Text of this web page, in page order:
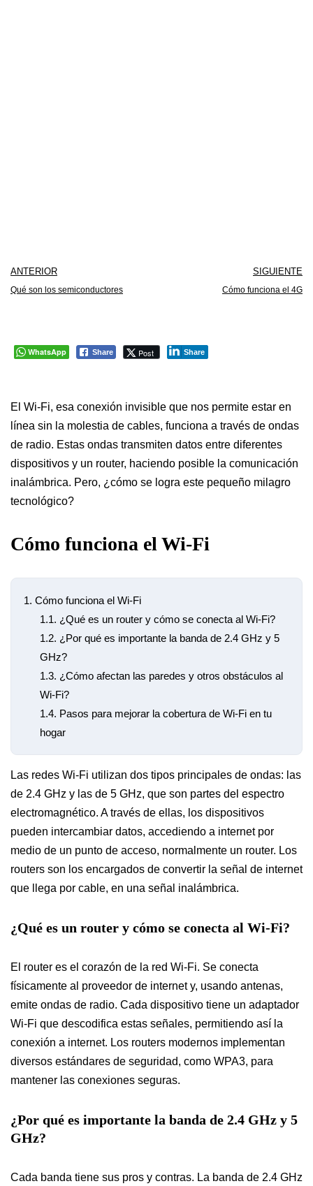
ANTERIOR
Qué son los semiconductores
SIGUIENTE
Cómo funciona el 4G
WhatsApp Share Post Share
El Wi-Fi, esa conexión invisible que nos permite estar en
línea sin la molestia de cables, funciona a través de ondas
de radio. Estas ondas transmiten datos entre diferentes
dispositivos y un router, haciendo posible la comunicación
inalámbrica. Pero, ¿cómo se logra este pequeño milagro
tecnológico?
Cómo funciona el Wi-Fi
1. Cómo funciona el Wi-Fi
1.1. ¿Qué es un router y cómo se conecta al Wi-Fi?
1.2. ¿Por qué es importante la banda de 2.4 GHz y 5
GHz?
1.3. ¿Cómo afectan las paredes y otros obstáculos al
Wi-Fi?
1.4. Pasos para mejorar la cobertura de Wi-Fi en tu
hogar
Las redes Wi-Fi utilizan dos tipos principales de ondas: las
de 2.4 GHz y las de 5 GHz, que son partes del espectro
electromagnético. A través de ellas, los dispositivos
pueden intercambiar datos, accediendo a internet por
medio de un punto de acceso, normalmente un router. Los
routers son los encargados de convertir la señal de internet
que llega por cable, en una señal inalámbrica.
¿Qué es un router y cómo se conecta al Wi-Fi?
El router es el corazón de la red Wi-Fi. Se conecta
físicamente al proveedor de internet y, usando antenas,
emite ondas de radio. Cada dispositivo tiene un adaptador
Wi-Fi que descodifica estas señales, permitiendo así la
conexión a internet. Los routers modernos implementan
diversos estándares de seguridad, como WPA3, para
mantener las conexiones seguras.
¿Por qué es importante la banda de 2.4 GHz y 5
GHz?
Cada banda tiene sus pros y contras. La banda de 2.4 GHz